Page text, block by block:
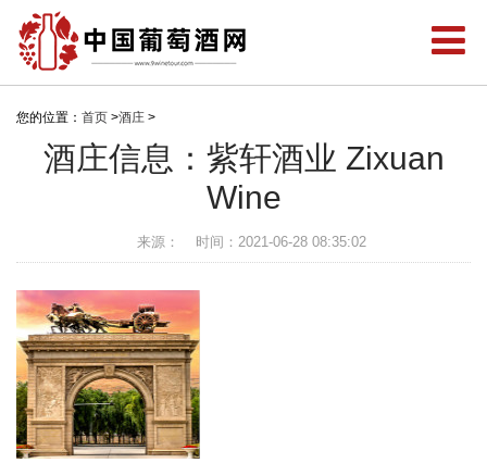
您的位置： 首页 >酒庄 >
酒庄信息：紫轩酒业 Zixuan
Wine
来源： 时间：2021-06-28 08:35:02